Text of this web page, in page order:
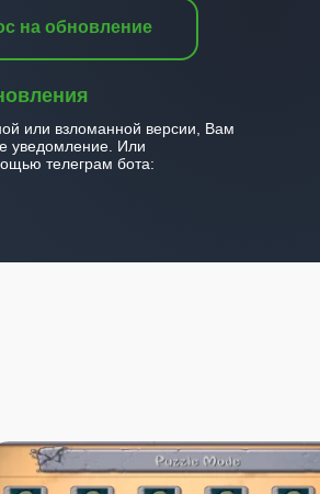
на обновление
или взломанной версии, Вам
уведомление. Или
телеграм бота: